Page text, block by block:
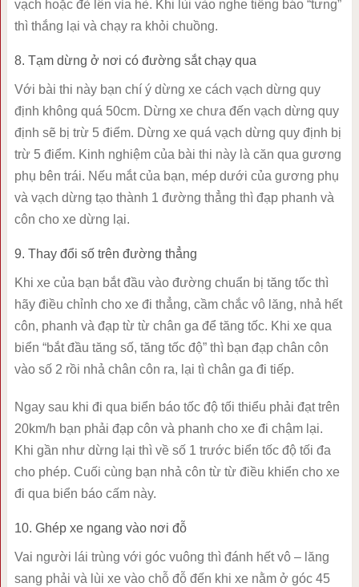
vạch hoặc đè lên vỉa hè. Khi lùi vào nghe tiếng báo “tưng”
thì thắng lại và chạy ra khỏi chuồng.
8. Tạm dừng ở nơi có đường sắt chạy qua
Với bài thi này bạn chí ý dừng xe cách vạch dừng quy
định không quá 50cm. Dừng xe chưa đến vạch dừng quy
định sẽ bị trừ 5 điểm. Dừng xe quá vạch dừng quy định bị
trừ 5 điểm. Kinh nghiệm của bài thi này là căn qua gương
phụ bên trái. Nếu mắt của bạn, mép dưới của gương phụ
và vạch dừng tạo thành 1 đường thẳng thì đạp phanh và
côn cho xe dừng lại.
9. Thay đổi số trên đường thẳng
Khi xe của bạn bắt đầu vào đường chuẩn bị tăng tốc thì
hãy điều chỉnh cho xe đi thẳng, cầm chắc vô lăng, nhả hết
côn, phanh và đạp từ từ chân ga để tăng tốc. Khi xe qua
biển “bắt đầu tăng số, tăng tốc độ” thì bạn đạp chân côn
vào số 2 rồi nhả chân côn ra, lại tì chân ga đi tiếp.
Ngay sau khi đi qua biển báo tốc độ tối thiểu phải đạt trên
20km/h bạn phải đạp côn và phanh cho xe đi chậm lại.
Khi gần như dừng lại thì về số 1 trước biển tốc độ tối đa
cho phép. Cuối cùng bạn nhả côn từ từ điều khiển cho xe
đi qua biển báo cấm này.
10. Ghép xe ngang vào nơi đỗ
Vai người lái trùng với góc vuông thì đánh hết vô – lăng
sang phải và lùi xe vào chỗ đỗ đến khi xe nằm ở góc 45